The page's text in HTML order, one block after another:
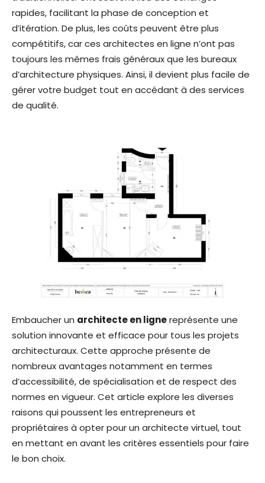
rapides, facilitant la phase de conception et
d’itération. De plus, les coûts peuvent être plus
compétitifs, car ces architectes en ligne n’ont pas
toujours les mêmes frais généraux que les bureaux
d’architecture physiques. Ainsi, il devient plus facile de
gérer votre budget tout en accédant à des services
de qualité.
Embaucher un architecte en lignereprésente une
solution innovante et efficace pour tous les projets
architecturaux. Cette approche présente de
nombreux avantages notamment en termes
d’accessibilité, de spécialisation et de respect des
normes en vigueur. Cet article explore les diverses
raisons qui poussent les entrepreneurs et
propriétaires à opter pour un architecte virtuel, tout
en mettant en avant les critères essentiels pour faire
le bon choix.